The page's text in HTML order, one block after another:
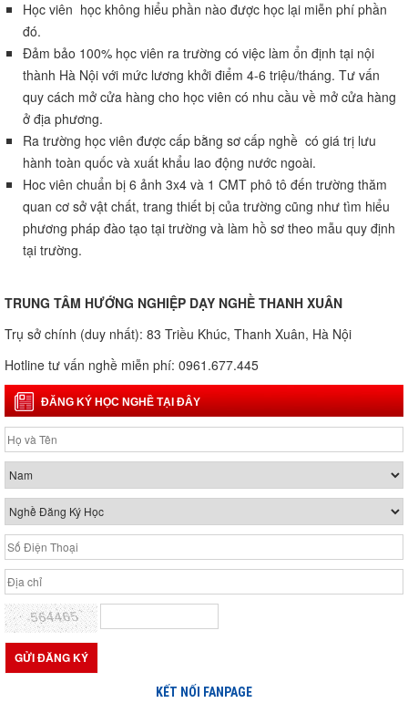
Học viên học không hiểu phần nào được học lại miễn phí phần
đó.
Đảm bảo 100% học viên ra trường có việc làm ổn định tại nội
thành Hà Nội với mức lương khởi điểm 4-6 triệu/tháng. Tư vấn
quy cách mở cửa hàng cho học viên có nhu cầu về mở cửa hàng
ở địa phương.
Ra trường học viên được cấp bằng sơ cấp nghề có giá trị lưu
hành toàn quốc và xuất khẩu lao động nước ngoài.
Hoc viên chuẩn bị 6 ảnh 3x4 và 1 CMT phô tô đến trường thăm
quan cơ sở vật chất, trang thiết bị của trường cũng như tìm hiểu
phương pháp đào tạo tại trường và làm hồ sơ theo mẫu quy định
tại trường.
TRUNG TÂM HƯỚNG NGHIỆP DẠY NGHỀ THANH XUÂN
Trụ sở chính (duy nhất): 83 Triều Khúc, Thanh Xuân, Hà Nội
Hotline tư vấn nghề miễn phí: 0961.677.445
ĐĂNG KÝ HỌC NGHỀ TẠI ĐÂY
KẾT NỐI FANPAGE